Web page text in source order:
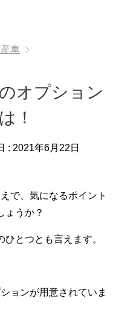
産車
オプション
！
: 2021年6月22日
で、気になるポイント
ょうか？
とつとも言えます。
ョンが用意されていま